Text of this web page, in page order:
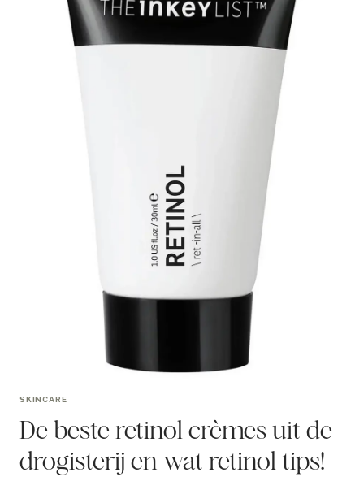
FRANSE
APOTHEEK
SKINCARE
De beste retinol crèmes uit de
drogisterij en wat retinol tips!